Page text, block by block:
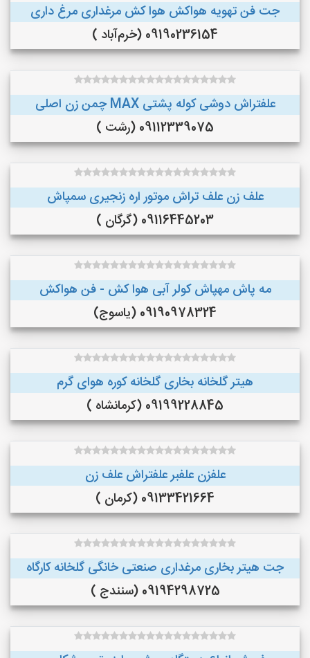
جت فن تهویه هواکش هوا کش مرغداری مرغ داری
09190236154 (خرم‌آباد )
علفتراش دوشی کوله پشتی MAX چمن زن اصلی
09112339075 (رشت )
علف زن علف تراش موتور اره زنجیری سمپاش
09116445203 (گرگان )
مه پاش مهپاش کولر آبی هوا کش - فن هواکش
09190978324 (یاسوج)
هیتر گلخانه بخاری گلخانه کوره هوای گرم
09199228845 (کرمانشاه )
علفزن علفبر علفتراش علف زن
09133421664 (کرمان )
جت هیتر بخاری مرغداری صنعتی خانگی گلخانه کارگاه
09194298725 (سنندج )